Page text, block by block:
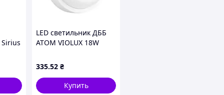
LED светильник ДББ
ATOM VIOLUX 18W
335.52 ₴
Купить